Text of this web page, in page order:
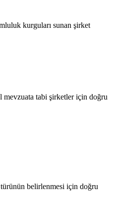
kurguları sunan şirket
tabi şirketler için doğru
belirlenmesi için doğru